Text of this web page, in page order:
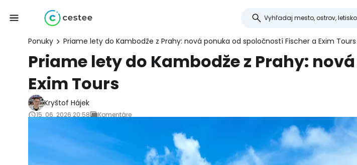
Ponuky Priame lety do Kambodže z Prahy: nová ponuka od spoločností Fischer a Exim Tours
Priame lety do Kambodže z Prahy:
Exim Tours
Kryštof Hájek
15. 06. 2026 20:58 Komentáre